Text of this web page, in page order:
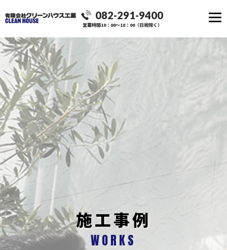
082-291-9400
営業時間10：00～18：00（日祝除く）
施工事例
WORKS